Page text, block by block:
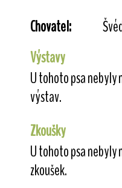
Chovatel:
Výstavy
U tohoto psa nebyly
výstav.
Zkoušky
U tohoto psa nebyly
zkoušek.